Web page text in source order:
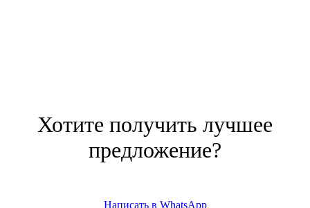
Хотите получить лучшее
предложение?
Написать в WhatsApp